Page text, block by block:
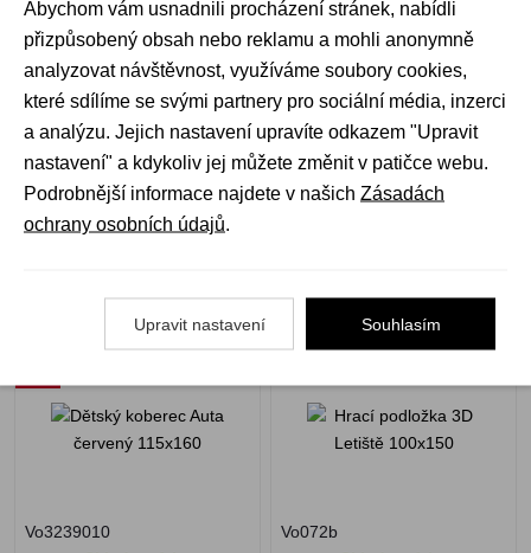
Vo083e
Skladem 1 ks
399 Kč
Vo023b
Skladem 1 ks
899 Kč
červený 115x160
Vo3239010
100x150
Vo072b
Abychom vám usnadnili procházení stránek, nabídli
přizpůsobený obsah nebo reklamu a mohli anonymně
analyzovat návštěvnost, využíváme soubory cookies,
které sdílíme se svými partnery pro sociální média, inzerci
a analýzu. Jejich nastavení upravíte odkazem "Upravit
nastavení" a kdykoliv jej můžete změnit v patičce webu.
Podrobnější informace najdete v našich Zásadách
ochrany osobních údajů.
Upravit nastavení Souhlasím